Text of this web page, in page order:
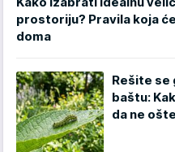
prostoriju? Pravila koja
doma
Rešite se
baštu:
da ne